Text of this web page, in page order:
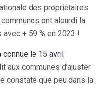
des propriétaires
ont alourdi la
+ 59 % en 2023 !
connue le 15 avril
aux communes d’ajuster
constate que peu dans la